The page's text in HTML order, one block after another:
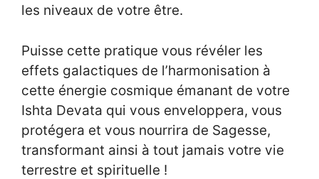
les niveaux de votre être.
Puisse cette pratique vous révéler les
effets galactiques de l’harmonisation à
cette énergie cosmique émanant de votre
Ishta Devata qui vous enveloppera, vous
protégera et vous nourrira de Sagesse,
transformant ainsi à tout jamais votre vie
terrestre et spirituelle !